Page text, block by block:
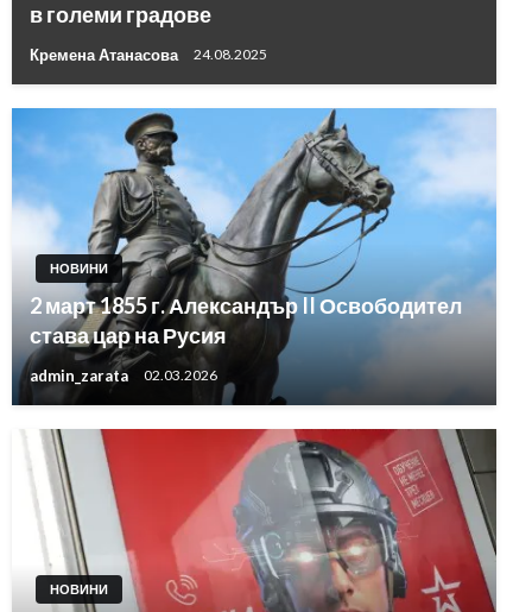
в големи градове
Кремена Атанасова 24.08.2025
НОВИНИ
2 март 1855 г. Александър II Освободител
става цар на Русия
admin_zarata 02.03.2026
НОВИНИ